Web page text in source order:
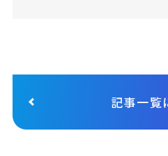
記事一覧